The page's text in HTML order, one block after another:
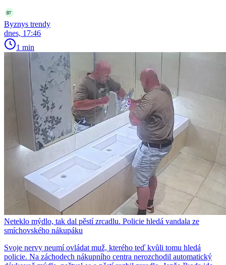
Byznys trendy
dnes, 17:46
1 min
Neteklo mýdlo, tak dal pěstí zrcadlu. Policie hledá vandala ze
smíchovského nákupáku
Svoje nervy neumí ovládat muž, kterého teď kvůli tomu hledá
policie. Na záchodech nákupního centra nerozchodil automatický